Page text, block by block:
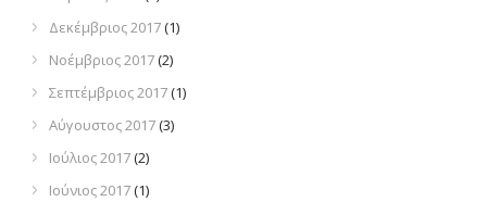
Δεκέμβριος 2017(1)
Νοέμβριος 2017(2)
Σεπτέμβριος 2017(1)
Αύγουστος 2017(3)
Ιούλιος 2017(2)
Ιούνιος 2017(1)